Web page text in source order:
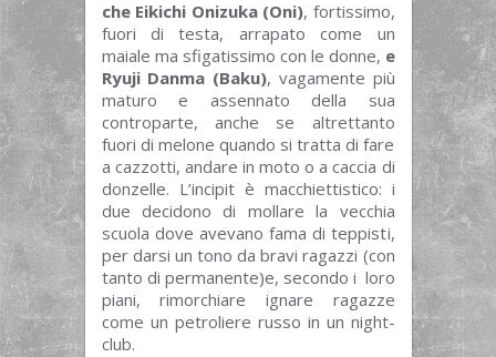
che Eikichi Onizuka (Oni), fortissimo,
fuori di testa, arrapato come un
maiale ma sfigatissimo con le donne, e
Ryuji Danma (Baku), vagamente più
maturo e assennato della sua
controparte, anche se altrettanto
fuori di melone quando si tratta di fare
a cazzotti, andare in moto o a caccia di
donzelle. L’incipit è macchiettistico: i
due decidono di mollare la vecchia
scuola dove avevano fama di teppisti,
per darsi un tono da bravi ragazzi (con
tanto di permanente)e, secondo i loro
piani, rimorchiare ignare ragazze
come un petroliere russo in un night-
club.